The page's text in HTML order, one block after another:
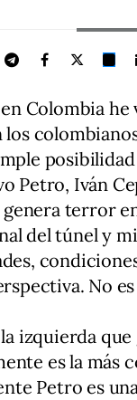
Colombia
Petro, Iván
genera terror
del túnel y
No
izquierda
es la más
Petro es